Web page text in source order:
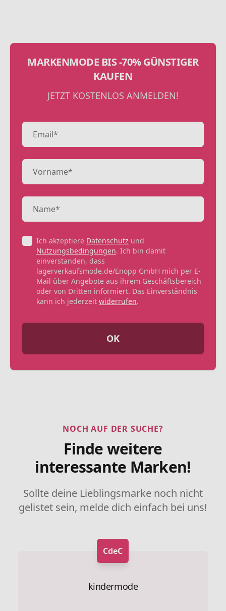
MARKENMODE BIS -70% GÜNSTIGER
KAUFEN
JETZT KOSTENLOS ANMELDEN!
Ich akzeptiere Datenschutz und
Nutzungsbedingungen. Ich bin damit
einverstanden, dass
lagerverkaufsmode.de/Enopp GmbH mich per E-
Mail über Angebote aus ihrem Geschäftsbereich
oder von Dritten informiert. Das Einverständnis
kann ich jederzeit widerrufen.
OK
NOCH AUF DER SUCHE?
Finde weitere
interessante Marken!
Sollte deine Lieblingsmarke noch nicht
gelistet sein, melde dich einfach bei uns!
CdeC
kindermode